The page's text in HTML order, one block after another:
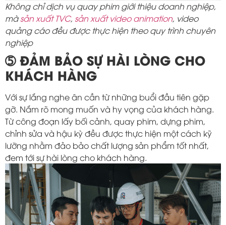
Không chỉ dịch vụ quay phim giới thiệu doanh nghiệp,
màsản xuất TVC, sản xuất video animation, video
quảng cáo đều được thực hiện theo quy trình chuyên
nghiệp
➄ ĐẢM BẢO SỰ HÀI LÒNG CHO
KHÁCH HÀNG
Với sự lắng nghe ân cần từ những buổi đầu tiên gặp
gỡ. Nắm rõ mong muốn và hy vọng của khách hàng.
Từ công đoạn lấy bối cảnh, quay phim, dựng phim,
chỉnh sửa và hậu kỳ đều được thực hiện một cách kỹ
lưỡng nhằm đảo bảo chất lượng sản phẩm tốt nhất,
đem tới sự hài lòng cho khách hàng.